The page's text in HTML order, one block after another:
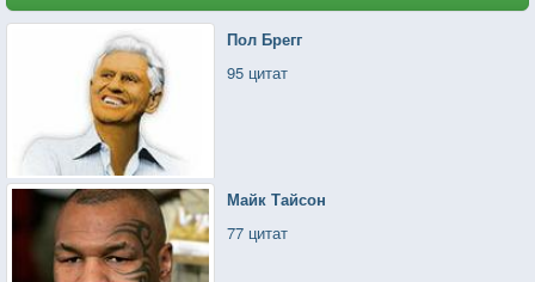
Пол Брегг
95 цитат
Майк Тайсон
77 цитат